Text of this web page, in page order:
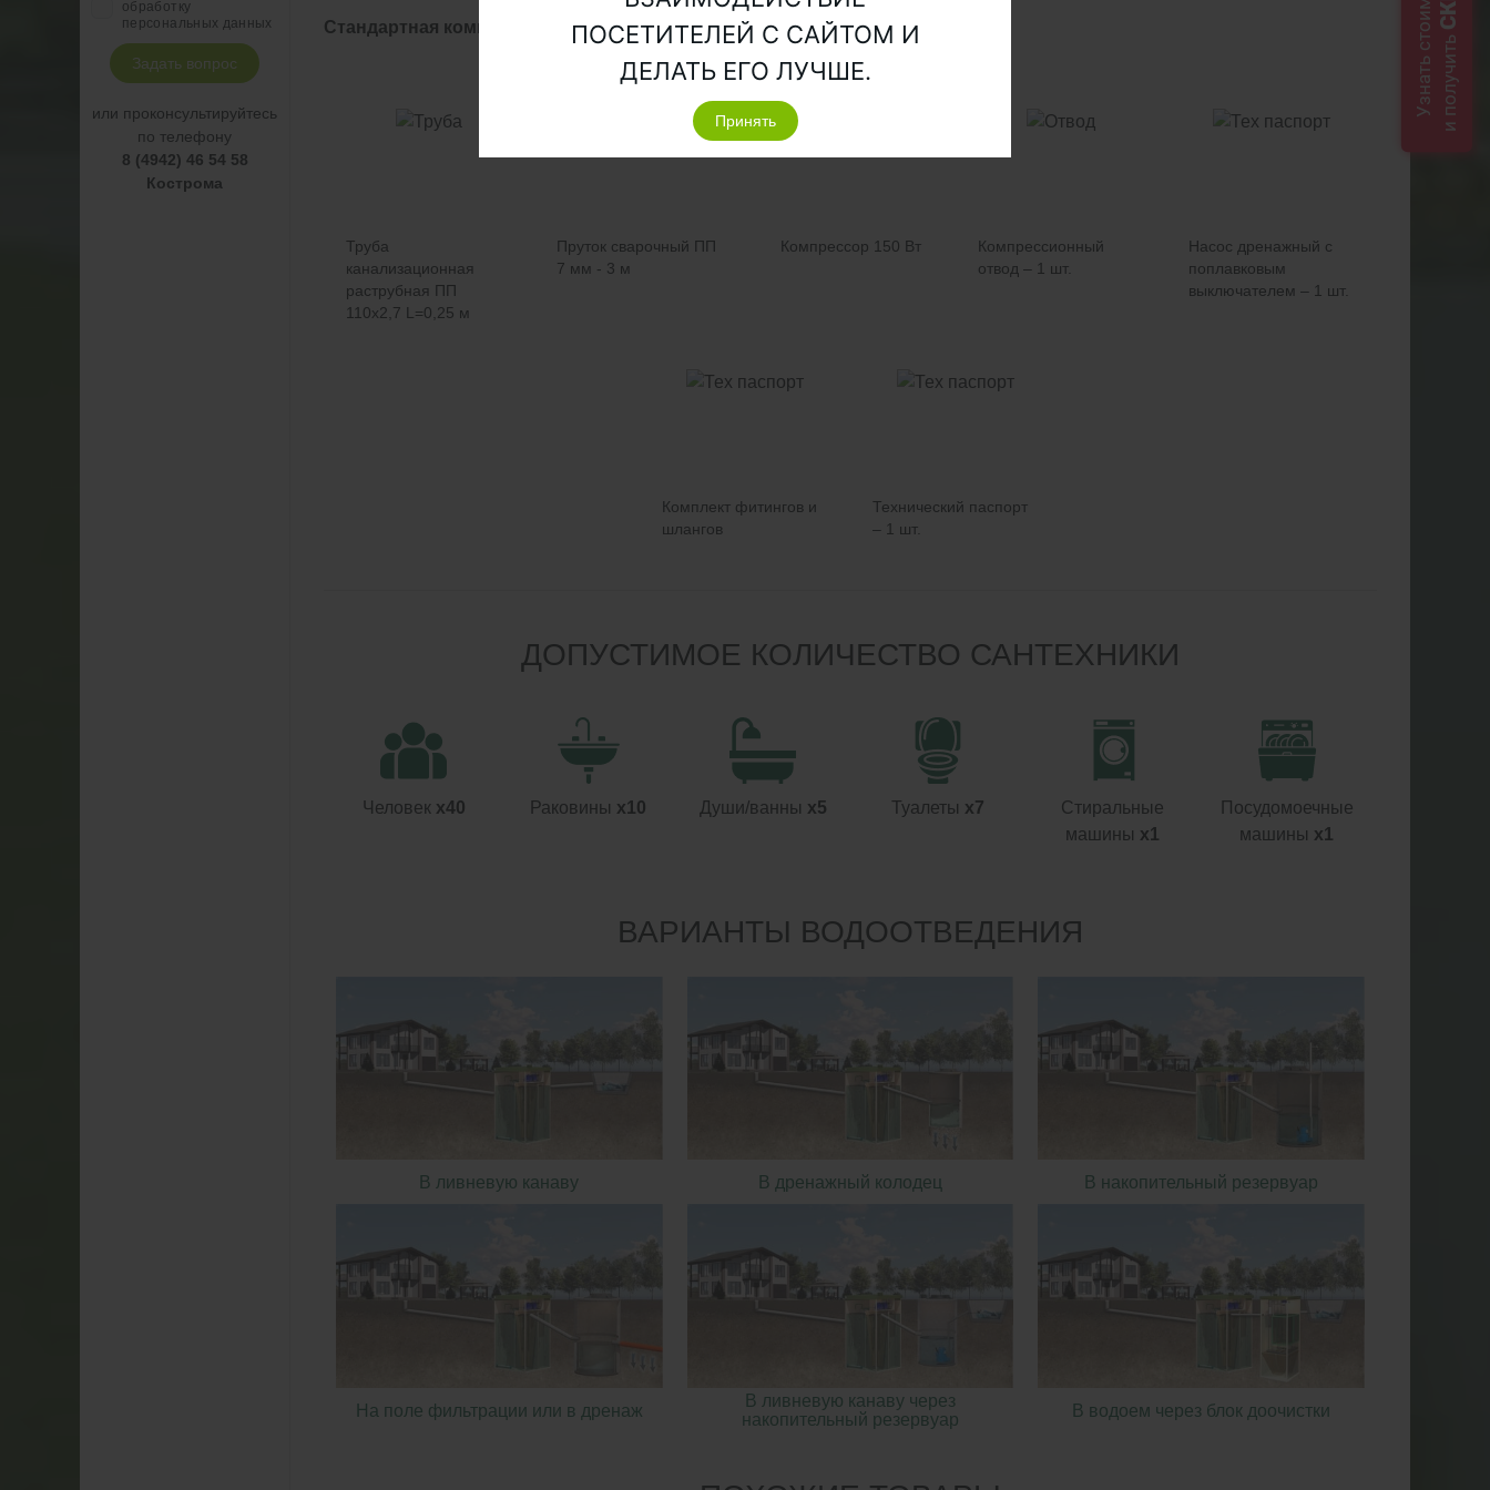
обработку
персональных данных
Задать вопрос
или проконсультируйтесь
по телефону
8 (4942) 46 54 58
Кострома
Стандартная комплектация септика состоит из таких элементов как:
Труба
канализационная
раструбная ПП
110х2,7 L=0,25 м
Пруток сварочный ПП
7 мм - 3 м
Компрессор 150 Вт
Компрессионный
отвод – 1 шт.
Насос дренажный с
поплавковым
выключателем – 1 шт.
Комплект фитингов и
шлангов
Технический паспорт
– 1 шт.
ДОПУСТИМОЕ КОЛИЧЕСТВО САНТЕХНИКИ
Человек x40 Раковины x10 Души/ванны x5 Туалеты x7
Стиральные
машины x1
Посудомоечные
машины x1
ВАРИАНТЫ ВОДООТВЕДЕНИЯ
В ливневую канаву В дренажный колодец В накопительный резервуар
На поле фильтрации или в дренаж
В ливневую канаву через
накопительный резервуар
В водоем через блок доочистки
Узнать стоимостьи получить
ПОСЕТИТЕЛЕЙ С САЙТОМ И
ДЕЛАТЬ ЕГО ЛУЧШЕ.
Принять